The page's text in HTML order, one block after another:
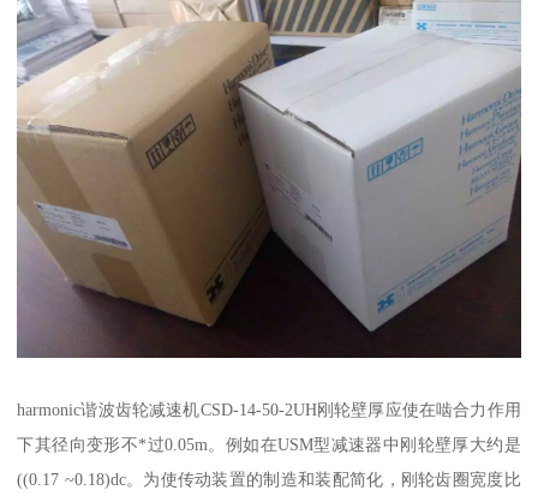
harmonic谐波齿轮减速机CSD-14-50-2UH刚轮壁厚应使在啮合力作用
下其径向变形不*过0.05m。例如在USM型减速器中刚轮壁厚大约是
((0.17 ~0.18)dc。为使传动装置的制造和装配简化，刚轮齿圈宽度比